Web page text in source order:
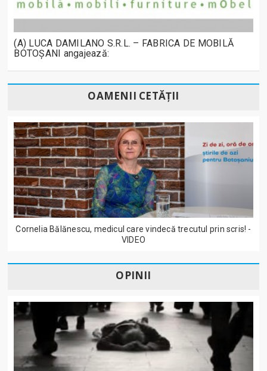
(A) LUCA DAMILANO S.R.L. – FABRICA DE MOBILĂ
BOTOȘANI angajează:
OAMENII CETĂȚII
Cornelia Bălănescu, medicul care vindecă trecutul prin scris! -
VIDEO
OPINII